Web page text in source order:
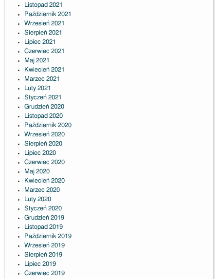
Listopad 2021
Październik 2021
Wrzesień 2021
Sierpień 2021
Lipiec 2021
Czerwiec 2021
Maj 2021
Kwiecień 2021
Marzec 2021
Luty 2021
Styczeń 2021
Grudzień 2020
Listopad 2020
Październik 2020
Wrzesień 2020
Sierpień 2020
Lipiec 2020
Czerwiec 2020
Maj 2020
Kwiecień 2020
Marzec 2020
Luty 2020
Styczeń 2020
Grudzień 2019
Listopad 2019
Październik 2019
Wrzesień 2019
Sierpień 2019
Lipiec 2019
Czerwiec 2019